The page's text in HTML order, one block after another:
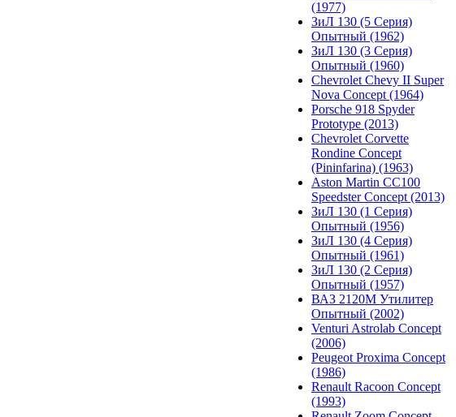
(1977)
ЗиЛ 130 (5 Серия)
Опытный (1962)
ЗиЛ 130 (3 Серия)
Опытный (1960)
Chevrolet Chevy II Super
Nova Concept (1964)
Porsche 918 Spyder
Prototype (2013)
Chevrolet Corvette
Rondine Concept
(Pininfarina) (1963)
Aston Martin CC100
Speedster Concept (2013)
ЗиЛ 130 (1 Серия)
Опытный (1956)
ЗиЛ 130 (4 Серия)
Опытный (1961)
ЗиЛ 130 (2 Серия)
Опытный (1957)
ВАЗ 2120М Утилитер
Опытный (2002)
Venturi Astrolab Concept
(2006)
Peugeot Proxima Concept
(1986)
Renault Racoon Concept
(1993)